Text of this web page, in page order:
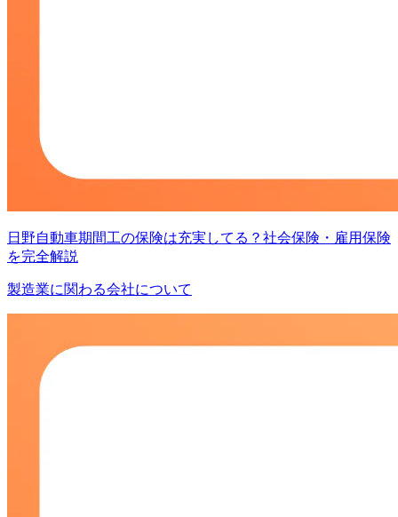
日野自動車期間工の保険は充実してる？社会保険・雇用保険
を完全解説
製造業に関わる会社について